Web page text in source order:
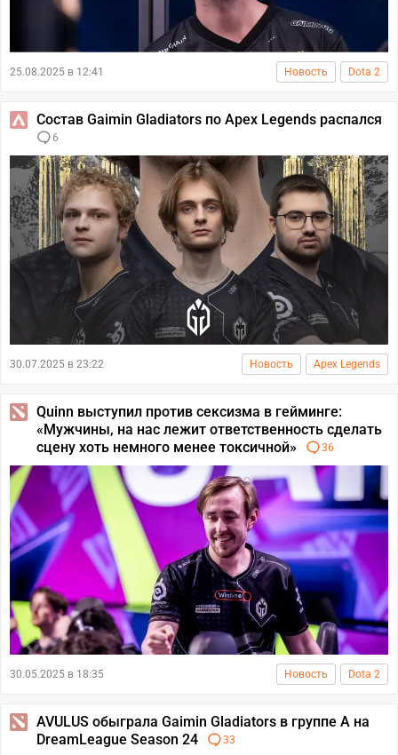
25.08.2025 в 12:41 Новость Dota 2
Состав Gaimin Gladiators по Apex Legends распался
6
30.07.2025 в 23:22 Новость Apex Legends
Quinn выступил против сексизма в гейминге:
«Мужчины, на нас лежит ответственность сделать
сцену хоть немного менее токсичной»
36
30.05.2025 в 18:35 Новость Dota 2
AVULUS обыграла Gaimin Gladiators в группе А на
DreamLeague Season 24
33